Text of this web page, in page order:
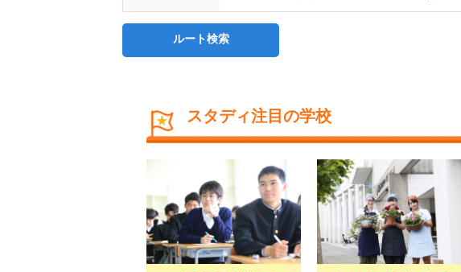
ルート検索
スタディ注目の学校